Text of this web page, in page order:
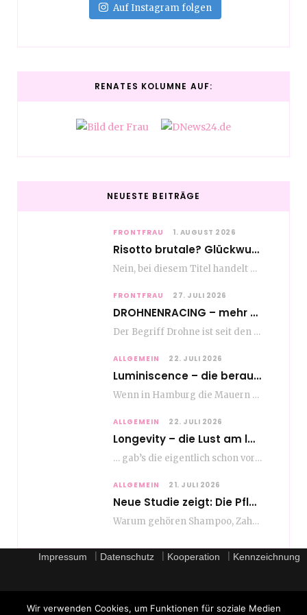
Auf Instagram folgen
RENATES KOLUMNE AUF:
NEUESTE BEITRÄGE
FRONTFRAU 1. AUGUST 2026
Risotto brutale? Glückwunsch Axel Milberg zum 70. Geburtstag
Nein, bei diesem Titel handelt es sich nicht um eine Kochshow, oder vielleicht doch etwas.…
FRONTFRAU 27. JULI 2026
DROHNENRACING – mehr als ein hipper Nischensport
Der Begriff Drohne ist seit den andauernden weltweiten Kriegshandlungen seit Jahren in aller Munde. Und…
ALLGEMEIN 22. JULI 2026
Luminiscence – die berauschende Macht von klingenden Bildern
Wenn in Hamburg die Mauern zu sprechen beginnen, dann ist es die unverwechselbare, tiefsonore Stimme…
ALLGEMEIN 22. JULI 2026
Longevity – die Lust am langen Leben
… gab’s die eigentlich schon vor Erfindung des ultimativen Trends? Keine Ahnung – ich glaube,…
ALLGEMEIN 21. JULI 2026
Neue Studie zeigt: Die Pflegeroutine gibt dem Alltag Struktur
Warum gehören Shampoo, Zahnpasta oder Gesichtscreme für die meisten Menschen in Europa ganz selbstverständlich zum…
Impressum Datenschutz Kooperation Kennzeichnung
Wir verwenden Cookies, um Funktionen für soziale Medien